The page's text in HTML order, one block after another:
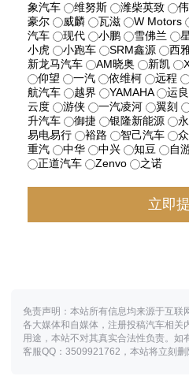
象汽车
维努斯 潍柴英致
豪尔
威麟 瓦滋 W Motors
汽车
现代 小鹏 雪佛兰
小虎
小跑车 SRM鑫源 西
新龙马汽车
AM晓奥 新凯
仰望
一汽 依维柯 远程
航汽车
越界 YAMAHA 运
云度
游侠 一汽凌河 翼刻
升汽车
御捷 银隆新能源
易电易行
裕路 智己汽车
重汽
中华 中兴 知豆 自
正道汽车
Zenvo 之诺
免责声明：本站所有信息均来源于互联
各大媒体和自媒体，注册投稿汽车相关
用途，本站不对其真实合法性负责。如
客服QQ：3509921762，本站将立刻删